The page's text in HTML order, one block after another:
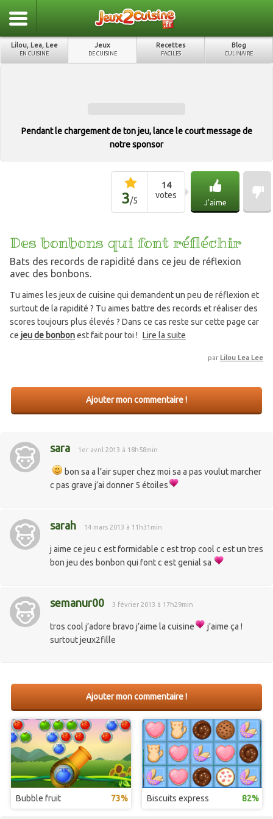
Lilou, Lea, Lee
EN CUISINE
Jeux
DE CUISINE
Recettes
FACILES
Blog
CULINAIRE
Pendant le chargement de ton jeu, lance le court message de
notre sponsor
3/5
14
votes
J'aime
Des bonbons qui font réfléchir
Bats des records de rapidité dans ce jeu de réflexion
avec des bonbons.
Tu aimes les jeux de cuisine qui demandent un peu de réflexion et
surtout de la rapidité ? Tu aimes battre des records et réaliser des
scores toujours plus élevés ? Dans ce cas reste sur cette page car
ce jeu de bonbonest fait pour toi ! Lire la suite
par Lilou Lea Lee
Ajouter mon commentaire !
sara 1er avril 2013 à 18h58min
bon sa a l’air super chez moi sa a pas voulut marcher
c pas grave j’ai donner 5 étoiles
sarah 14 mars 2013 à 11h31min
j aime ce jeu c est formidable c est trop cool c est un tres
bon jeu des bonbon qui font c est genial sa
semanur00 3 février 2013 à 17h29min
tros cool j’adore bravo j’aime la cuisine
j’aime ça !
surtout jeux2fille
Ajouter mon commentaire !
Bubble fruit 73% Biscuits express 82%